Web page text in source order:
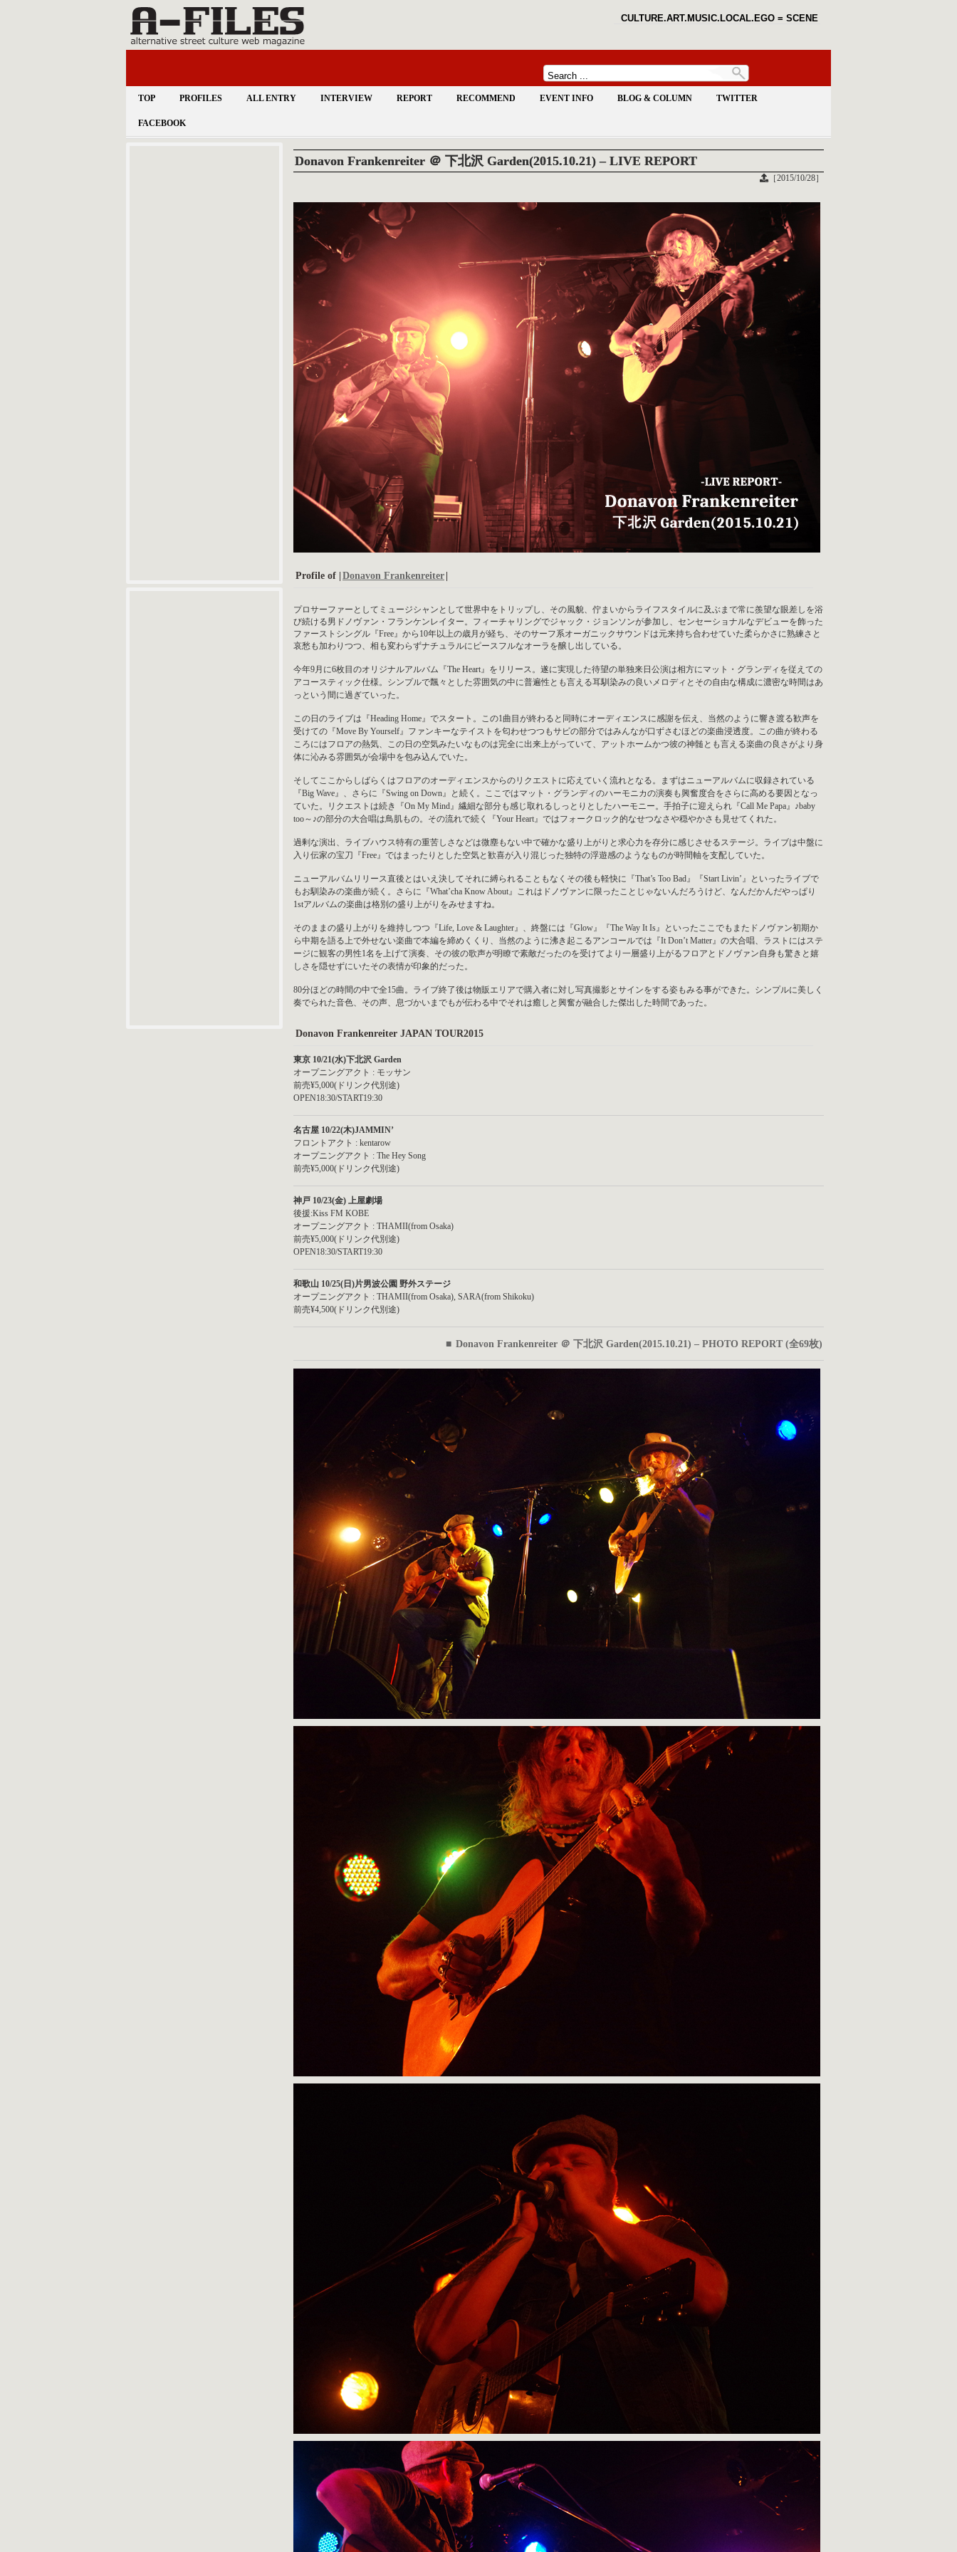
CULTURE.ART.MUSIC.LOCAL.EGO = SCENE
TOP PROFILES ALL ENTRY INTERVIEW REPORT RECOMMEND EVENT INFO BLOG & COLUMN TWITTER
FACEBOOK
Donavon Frankenreiter ＠ 下北沢 Garden(2015.10.21) – LIVE REPORT
［2015/10/28］
Profile of | Donavon Frankenreiter
プロサーファーとしてミュージシャンとして世界中をトリップし、その風貌、佇まいからライフスタイルに及ぶまで常に羨望な眼差しを浴
び続ける男ドノヴァン・フランケンレイター。フィーチャリングでジャック・ジョンソンが参加し、センセーショナルなデビューを飾った
ファーストシングル『Free』から10年以上の歳月が経ち、そのサーフ系オーガニックサウンドは元来持ち合わせていた柔らかさに熟練さと
哀愁も加わりつつ、相も変わらずナチュラルにピースフルなオーラを醸し出している。
今年9月に6枚目のオリジナルアルバム『The Heart』をリリース。遂に実現した待望の単独来日公演は相方にマット・グランディを従えての
アコースティック仕様。シンプルで飄々とした雰囲気の中に普遍性とも言える耳馴染みの良いメロディとその自由な構成に濃密な時間はあ
っという間に過ぎていった。
この日のライブは『Heading Home』でスタート。この1曲目が終わると同時にオーディエンスに感謝を伝え、当然のように響き渡る歓声を
受けての『Move By Yourself』ファンキーなテイストを匂わせつつもサビの部分ではみんなが口ずさむほどの楽曲浸透度。この曲が終わる
ころにはフロアの熱気、この日の空気みたいなものは完全に出来上がっていて、アットホームかつ彼の神髄とも言える楽曲の良さがより身
体に沁みる雰囲気が会場中を包み込んでいた。
そしてここからしばらくはフロアのオーディエンスからのリクエストに応えていく流れとなる。まずはニューアルバムに収録されている
『Big Wave』、さらに『Swing on Down』と続く。ここではマット・グランディのハーモニカの演奏も興奮度合をさらに高める要因となっ
ていた。リクエストは続き『On My Mind』繊細な部分も感じ取れるしっとりとしたハーモニー。手拍子に迎えられ『Call Me Papa』♪baby
too～♪の部分の大合唱は鳥肌もの。その流れで続く『Your Heart』ではフォークロック的なせつなさや穏やかさも見せてくれた。
過剰な演出、ライブハウス特有の重苦しさなどは微塵もない中で確かな盛り上がりと求心力を存分に感じさせるステージ。ライブは中盤に
入り伝家の宝刀『Free』ではまったりとした空気と歓喜が入り混じった独特の浮遊感のようなものが時間軸を支配していた。
ニューアルバムリリース直後とはいえ決してそれに縛られることもなくその後も軽快に『That’s Too Bad』『Start Livin’』といったライブで
もお馴染みの楽曲が続く。さらに『What’cha Know About』これはドノヴァンに限ったことじゃないんだろうけど、なんだかんだやっぱり
1stアルバムの楽曲は格別の盛り上がりをみせますね。
そのままの盛り上がりを維持しつつ『Life, Love & Laughter』、終盤には『Glow』『The Way It Is』といったここでもまたドノヴァン初期か
ら中期を語る上で外せない楽曲で本編を締めくくり、当然のように沸き起こるアンコールでは『It Don’t Matter』の大合唱、ラストにはステ
ージに観客の男性1名を上げて演奏、その彼の歌声が明瞭で素敵だったのを受けてより一層盛り上がるフロアとドノヴァン自身も驚きと嬉
しさを隠せずにいたその表情が印象的だった。
80分ほどの時間の中で全15曲。ライブ終了後は物販エリアで購入者に対し写真撮影とサインをする姿もみる事ができた。シンプルに美しく
奏でられた音色、その声、息づかいまでもが伝わる中でそれは癒しと興奮が融合した傑出した時間であった。
Donavon Frankenreiter JAPAN TOUR2015
東京 10/21(水)下北沢 Garden
オープニングアクト : モッサン
前売¥5,000(ドリンク代別途)
OPEN18:30/START19:30
名古屋 10/22(木)JAMMIN’
フロントアクト : kentarow
オープニングアクト : The Hey Song
前売¥5,000(ドリンク代別途)
神戸 10/23(金) 上屋劇場
後援:Kiss FM KOBE
オープニングアクト : THAMII(from Osaka)
前売¥5,000(ドリンク代別途)
OPEN18:30/START19:30
和歌山 10/25(日)片男波公園 野外ステージ
オープニングアクト : THAMII(from Osaka), SARA(from Shikoku)
前売¥4,500(ドリンク代別途)
■ Donavon Frankenreiter ＠ 下北沢 Garden(2015.10.21) – PHOTO REPORT (全69枚)